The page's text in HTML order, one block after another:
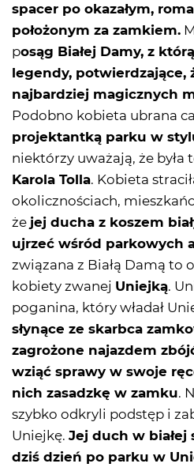
spacer po okazałym,
położonym za zamkiem.
posąg Białej Damy, z
legendy, potwierdzające,
najbardziej magicznych
Podobno kobieta ubrana
projektantką parku w
niektórzy uważają, że była
Karola Tolla. Kobieta
okolicznościach,
że jej ducha z koszem
ujrzeć wśród parkowych
związana z Białą Damą to
kobiety zwanej Uniejką.
poganina, który władał
słynące ze skarbca
zagrożone najazdem
wziąć sprawy w swoje
nich zasadzkę w zamku.
szybko odkryli podstęp i
Uniejkę. Jej duch w białej
dziś dzień po parku w